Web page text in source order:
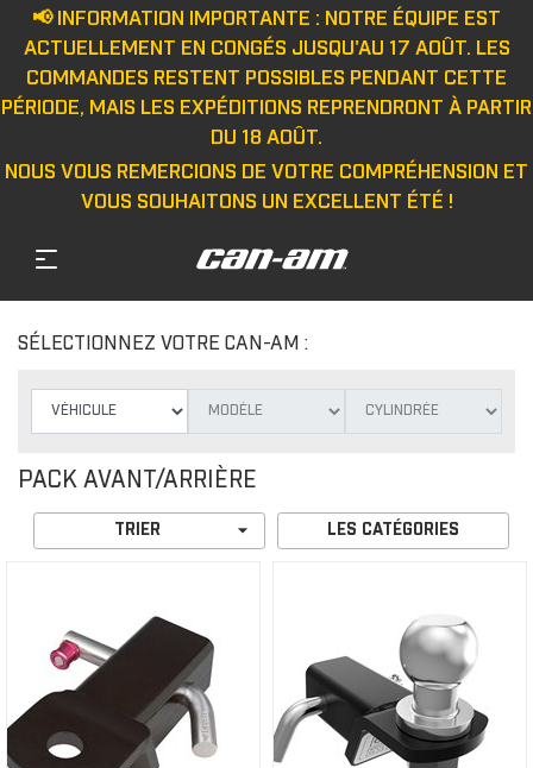
📢 INFORMATION IMPORTANTE : NOTRE ÉQUIPE EST
ACTUELLEMENT EN CONGÉS JUSQU'AU 17 AOÛT. LES
COMMANDES RESTENT POSSIBLES PENDANT CETTE
PÉRIODE, MAIS LES EXPÉDITIONS REPRENDRONT À PARTIR
DU 18 AOÛT.
NOUS VOUS REMERCIONS DE VOTRE COMPRÉHENSION ET
VOUS SOUHAITONS UN EXCELLENT ÉTÉ !
SÉLECTIONNEZ VOTRE CAN-AM :
PACK AVANT/ARRIÈRE
TRIER  LES CATÉGORIES